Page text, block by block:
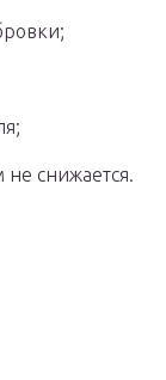
снижается.